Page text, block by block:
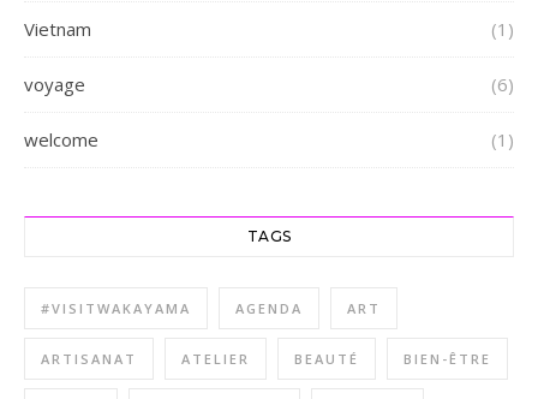
Vietnam (1)
voyage (6)
welcome (1)
TAGS
#VISITWAKAYAMA AGENDA ART
ARTISANAT ATELIER BEAUTÉ BIEN-ÊTRE